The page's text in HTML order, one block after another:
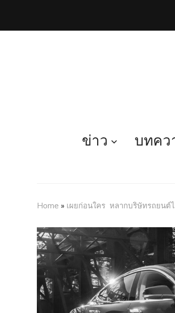
ข่าว บทคว
Home » เผยก่อนใคร หลากบริษัทรถยนต์ไ